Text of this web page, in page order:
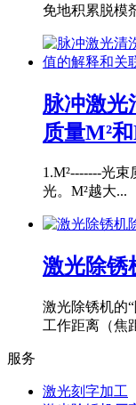
免地积累脱模
脉冲激光
质量M²
1.M²-------光
光。M²越大...
激光除锈
激光除锈机的
工作距离（焦
服务
激光刻字加工